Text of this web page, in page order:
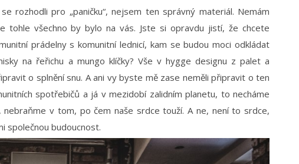
rozhodli pro „paničku“, nejsem ten správný materiál. Nemám
tohle všechno by bylo na vás. Jste si opravdu jistí, že chcete
prádelny s komunitní lednicí, kam se budou moci odkládat
na řeřichu a mungo klíčky? Vše v hygge designu z palet a
o splnění snu. A ani vy byste mě zase neměli připravit o ten
spotřebičů a já v mezidobí zalidním planetu, to necháme
v tom, po čem naše srdce touží. A ne, není to srdce,
společnou budoucnost.